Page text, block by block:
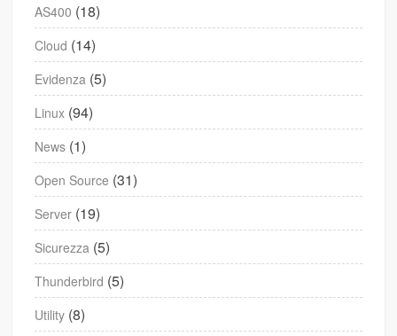
AS400 (18)
Cloud (14)
Evidenza (5)
Linux (94)
News (1)
Open Source (31)
Server (19)
Sicurezza (5)
Thunderbird (5)
Utility (8)